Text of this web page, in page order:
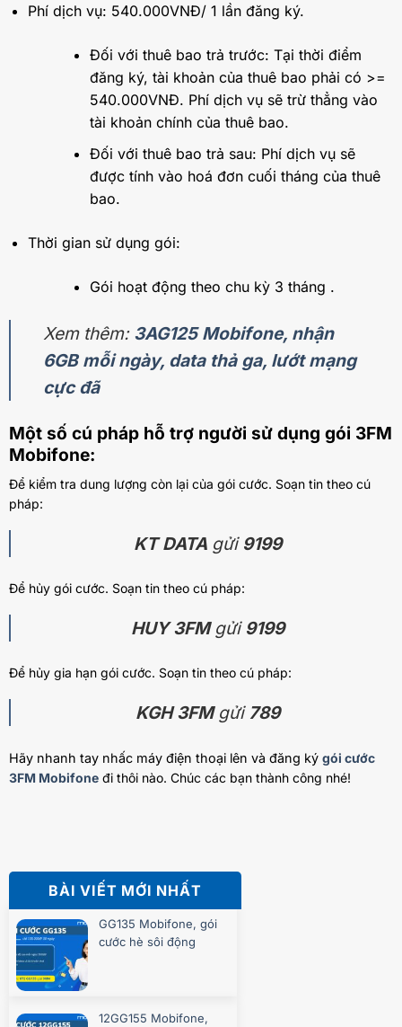
Phí dịch vụ: 540.000VNĐ/ 1 lần đăng ký.
Đối với thuê bao trả trước: Tại thời điểm
đăng ký, tài khoản của thuê bao phải có >=
540.000VNĐ. Phí dịch vụ sẽ trừ thẳng vào
tài khoản chính của thuê bao.
Đối với thuê bao trả sau: Phí dịch vụ sẽ
được tính vào hoá đơn cuối tháng của thuê
bao.
Thời gian sử dụng gói:
Gói hoạt động theo chu kỳ 3 tháng .
Xem thêm: 3AG125 Mobifone, nhận
6GB mỗi ngày, data thả ga, lướt mạng
cực đã
Một số cú pháp hỗ trợ người sử dụng gói 3FM
Mobifone:
Để kiểm tra dung lượng còn lại của gói cước. Soạn tin theo cú
pháp:
KT DATA gửi 9199
Để hủy gói cước. Soạn tin theo cú pháp:
HUY 3FM gửi 9199
Để hủy gia hạn gói cước. Soạn tin theo cú pháp:
KGH 3FM gửi 789
Hãy nhanh tay nhấc máy điện thoại lên và đăng ký gói cước
3FM Mobifone đi thôi nào. Chúc các bạn thành công nhé!
BÀI VIẾT MỚI NHẤT
GG135 Mobifone, gói
cước hè sôi động
12GG155 Mobifone,